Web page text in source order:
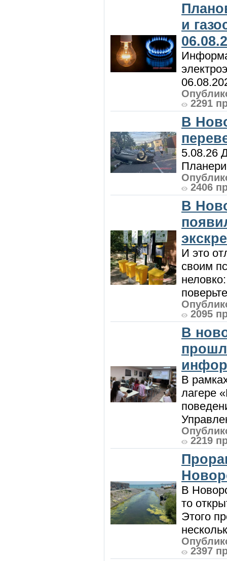
и
2291
В
5.08.26
2406
В
И это
своим
2095
В
В
лагере
2219
В
то
Этого
2397